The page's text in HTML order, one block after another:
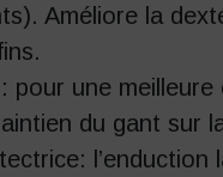
Améliore la
pour une meilleure
du gant sur
l’enduction